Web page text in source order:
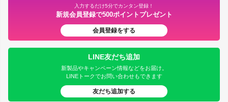
入力するだけ5分でカンタン登録！
新規会員登録で500ポイントプレゼント
会員登録をする
LINE友だち追加
新製品やキャンペーン情報などをお届け。
LINEトークでお問い合わせもできます
友だち追加する